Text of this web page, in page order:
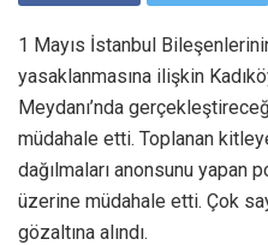
1 Mayıs İstanbul
yasaklanmasına ilişkin
Meydanı’nda
müdahale etti. Toplanan
dağılmaları anonsunu yapan
üzerine müdahale etti. Çok
gözaltına alındı.